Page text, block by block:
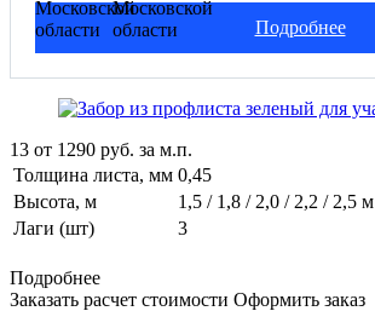
Подробнее
13 от 1290 руб. за м.п.
Толщина листа, мм 0,45
Высота, м
1,5 / 1,8 / 2,0 / 2,2 / 2,5 м
Лаги (шт)
3
Подробнее
Заказать расчет стоимости Оформить заказ